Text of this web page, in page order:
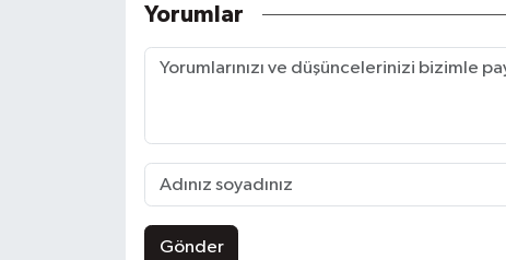
Yorumlar
Gönder